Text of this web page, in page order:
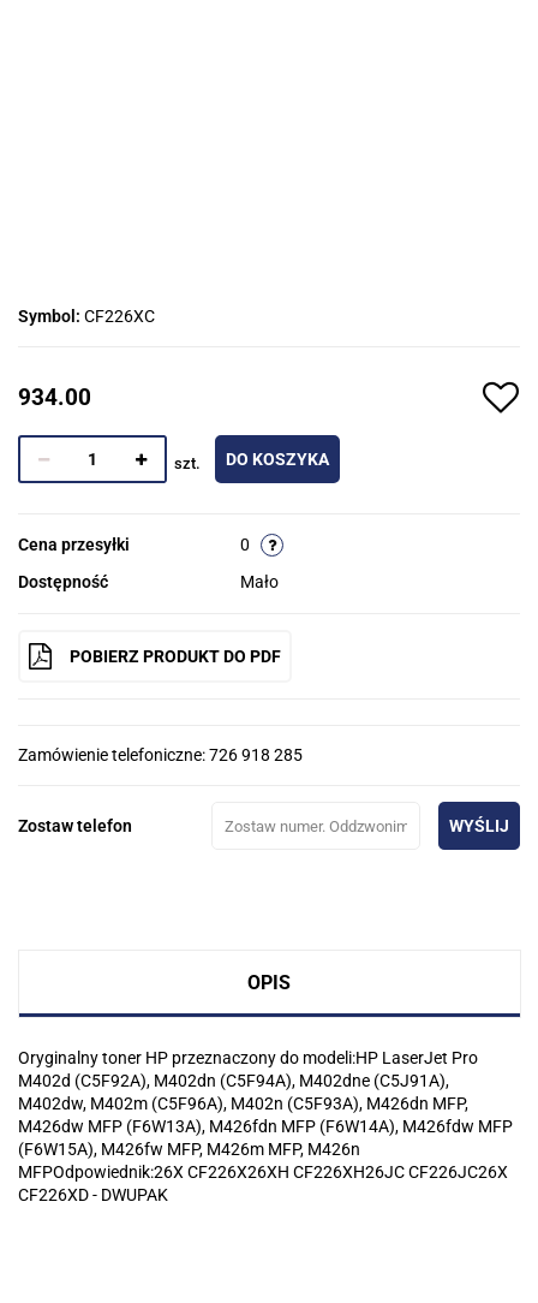
Symbol: CF226XC
934.00
szt. DO KOSZYKA
Cena przesyłki
0
Dostępność
Mało
POBIERZ PRODUKT DO PDF
Zamówienie telefoniczne: 726 918 285
Zostaw telefon WYŚLIJ
OPIS
Oryginalny toner HP przeznaczony do modeli:HP LaserJet Pro
M402d (C5F92A), M402dn (C5F94A), M402dne (C5J91A),
M402dw, M402m (C5F96A), M402n (C5F93A), M426dn MFP,
M426dw MFP (F6W13A), M426fdn MFP (F6W14A), M426fdw MFP
(F6W15A), M426fw MFP, M426m MFP, M426n
MFPOdpowiednik:26X CF226X26XH CF226XH26JC CF226JC26X
CF226XD - DWUPAK